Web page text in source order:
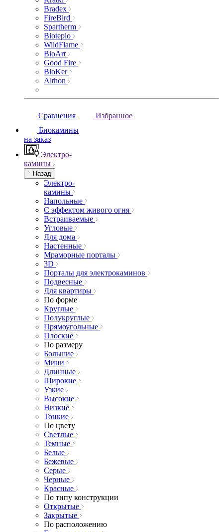
Bradex
FireBird
Spartherm
Bioteplo
WildFlame
BioArt
Good Fire
BioKer
Althon
Сравнения
Избранное
Биокамины
на заказ
Электро-
камины
Назад
Электро-
камины
Напольные
С эффектом живого огня
Встраиваемые
Угловые
Для дома
Настенные
Мраморные порталы
3D
Порталы для электрокаминов
Подвесные
Для квартиры
По форме
Круглые
Полукруглые
Прямоугольные
Плоские
По размеру
Большие
Мини
Длинные
Широкие
Узкие
Высокие
Низкие
Тонкие
По цвету
Светлые
Темные
Белые
Бежевые
Серые
Черные
Красные
По типу конструкции
Открытые
Закрытые
По расположению